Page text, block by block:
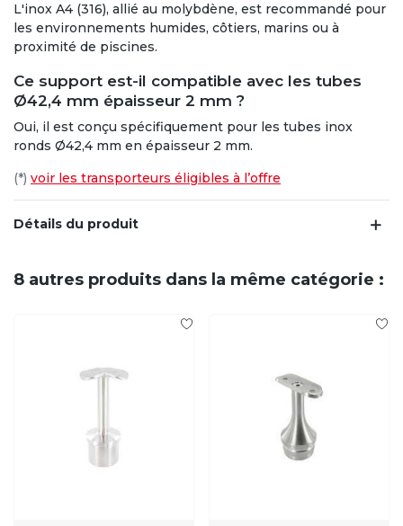
L'inox A4 (316), allié au molybdène, est recommandé pour
les environnements humides, côtiers, marins ou à
proximité de piscines.
Ce support est-il compatible avec les tubes
Ø42,4 mm épaisseur 2 mm ?
Oui, il est conçu spécifiquement pour les tubes inox
ronds Ø42,4 mm en épaisseur 2 mm.
(*) voir les transporteurs éligibles à l’offre
Détails du produit
8 autres produits dans la même catégorie :